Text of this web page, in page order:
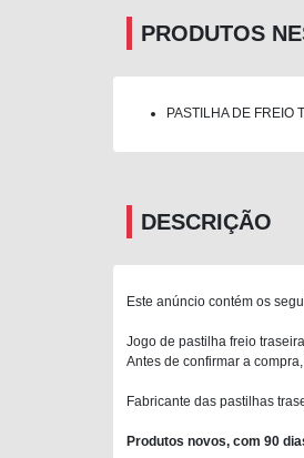
PRODUTOS
PASTILHA DE FREIO
DESCRIÇÃO
Este anúncio contém os
Jogo de pastilha freio
Antes de confirmar a
Fabricante das pastilhas
Produtos novos, com 90